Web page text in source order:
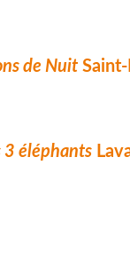
de Nuit
3 éléphants